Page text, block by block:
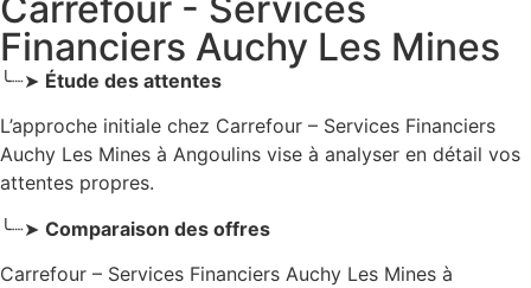
Financiers Auchy Les Mines
╰┈➤ Étude des attentes
L’approche initiale chez Carrefour – Services Financiers
Auchy Les Mines à Angoulins vise à analyser en détail vos
attentes propres.
╰┈➤ Comparaison des offres
Carrefour – Services Financiers Auchy Les Mines à